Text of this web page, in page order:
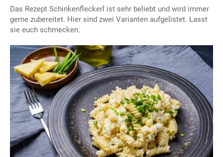
Das Rezept Schinkenfleckerl ist sehr beliebt und wird immer
gerne zubereitet. Hier sind zwei Varianten aufgelistet. Lasst
sie euch schmecken.